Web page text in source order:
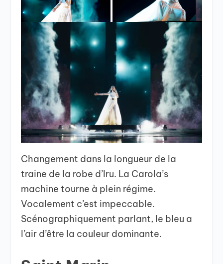
Changement dans la longueur de la
traine de la robe d’Iru. La Carola’s
machine tourne à plein régime.
Vocalement c’est impeccable.
Scénographiquement parlant, le bleu a
l’air d’être la couleur dominante.